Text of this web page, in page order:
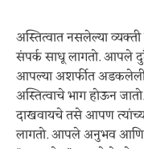
अस्तित्वात नसलेल्या
संपर्क साधू लागतो. आपले
आपल्या अशर्फीत अडकलेली
अस्तित्वाचे भाग होऊन
दाखवायचे तसे आपण त्यांच्या
लागतो. आपले अनुभव आणि